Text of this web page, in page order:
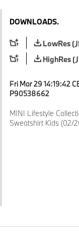
DOWNLOADS.
LowRes
HighRes
Fri Mar 29 14:19:42
P90538662
MINI Lifestyle
Sweatshirt Kids (02/